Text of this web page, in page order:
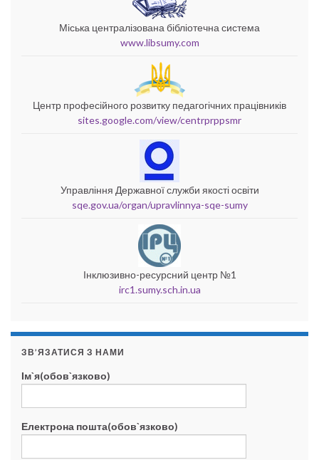
Міська централізована бібліотечна система
www.libsumy.com
Центр професійного розвитку педагогічних працівників
sites.google.com/view/centrprppsmr
Управління Державної служби якості освіти
sqe.gov.ua/organ/upravlinnya-sqe-sumy
Інклюзивно-ресурсний центр №1
irc1.sumy.sch.in.ua
ЗВ’ЯЗАТИСЯ З НАМИ
Ім`я(обов`язково)
Електрона пошта(обов`язково)